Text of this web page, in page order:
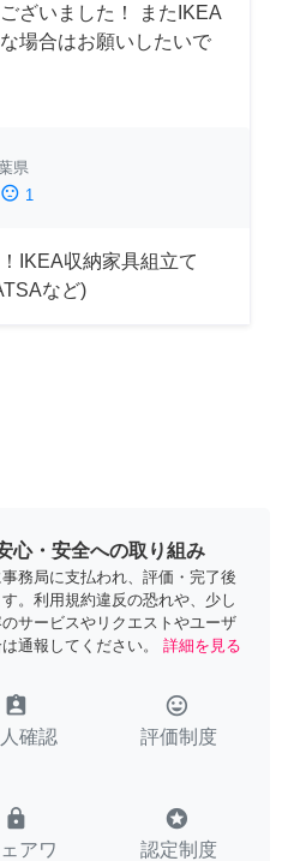
ざいました！ またIKEA
場合はお願いしたいで
県
sentiment_dissatisfied 1
IKEA収納家具組立て
など)
心・安全への取り組み
務局に支払われ、評価・完了後
。利用規約違反の恐れや、少し
サービスやリクエストやユーザ
通報してください。
詳細を見る
assignment_ind
確認
tag_faces
評価制度
lock
アワ
stars
認定制度